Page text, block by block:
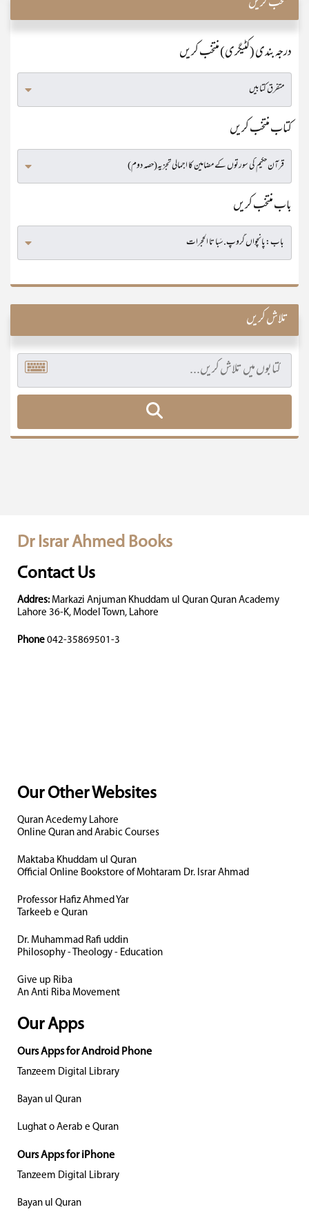
درجہ بندی (کٹیگری) منتخب کریں
کتاب منتخب کریں
باب منتخب کریں
تلاش کریں
Dr Israr Ahmed Books
Contact Us
Addres: Markazi Anjuman Khuddam ul Quran Quran Academy
Lahore 36-K, Model Town, Lahore
Phone 042-35869501-3
Our Other Websites
Quran Acedemy Lahore
Online Quran and Arabic Courses
Maktaba Khuddam ul Quran
Official Online Bookstore of Mohtaram Dr. Israr Ahmad
Professor Hafiz Ahmed Yar
Tarkeeb e Quran
Dr. Muhammad Rafi uddin
Philosophy - Theology - Education
Give up Riba
An Anti Riba Movement
Our Apps
Ours Apps for Android Phone
Tanzeem Digital Library
Bayan ul Quran
Lughat o Aerab e Quran
Ours Apps for iPhone
Tanzeem Digital Library
Bayan ul Quran